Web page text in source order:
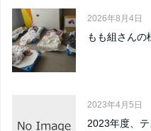
2026年8月4日
もも組さん
2023年4月5日
2023年度、